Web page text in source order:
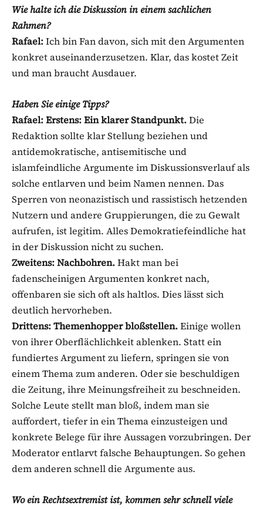
Wie halte ich die Diskussion in einem sachlichen
Rahmen?
Rafael:Ich bin Fan davon, sich mit den Argumenten
konkret auseinanderzusetzen. Klar, das kostet Zeit
und man braucht Ausdauer.
Haben Sie einige Tipps?
Rafael:Erstens: Ein klarer Standpunkt.Die
Redaktion sollte klar Stellung beziehen und
antidemokratische, antisemitische und
islamfeindliche Argumente im Diskussionsverlauf als
solche entlarven und beim Namen nennen. Das
Sperren von neonazistisch und rassistisch hetzenden
Nutzern und andere Gruppierungen, die zu Gewalt
aufrufen, ist legitim. Alles Demokratiefeindliche hat
in der Diskussion nicht zu suchen.
Zweitens: Nachbohren.Hakt man bei
fadenscheinigen Argumenten konkret nach,
offenbaren sie sich oft als haltlos. Dies lässt sich
deutlich hervorheben.
Drittens: Themenhopper bloßstellen.Einige wollen
von ihrer Oberflächlichkeit ablenken. Statt ein
fundiertes Argument zu liefern, springen sie von
einem Thema zum anderen. Oder sie beschuldigen
die Zeitung, ihre Meinungsfreiheit zu beschneiden.
Solche Leute stellt man bloß, indem man sie
auffordert, tiefer in ein Thema einzusteigen und
konkrete Belege für ihre Aussagen vorzubringen. Der
Moderator entlarvt falsche Behauptungen. So gehen
dem anderen schnell die Argumente aus.
Wo ein Rechtsextremist ist, kommen sehr schnell viele